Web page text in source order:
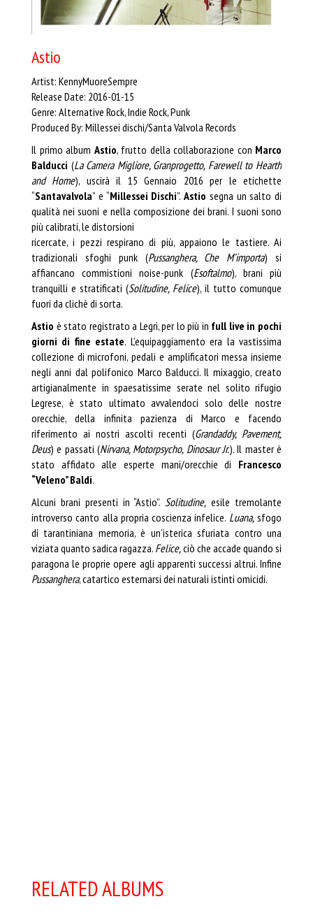
Astio
Artist: KennyMuoreSempre
Release Date: 2016-01-15
Genre: Alternative Rock, Indie Rock, Punk
Produced By: Millessei dischi/Santa Valvola Records
Il primo album Astio, frutto della collaborazione con Marco
Balducci (La Camera Migliore, Granprogetto, Farewell to Hearth
and Home), uscirà il 15 Gennaio 2016 per le etichette
“Santavalvola” e “Millessei Dischi”. Astio segna un salto di
qualità nei suoni e nella composizione dei brani. I suoni sono
più calibrati, le distorsioni
ricercate, i pezzi respirano di più, appaiono le tastiere. Ai
tradizionali sfoghi punk (Pussanghera, Che M’importa) si
affiancano commistioni noise-punk (Esoftalmo), brani più
tranquilli e stratificati (Solitudine, Felice), il tutto comunque
fuori da clichè di sorta.
Astio è stato registrato a Legri, per lo più in full live in pochi
giorni di fine estate. L’equipaggiamento era la vastissima
collezione di microfoni, pedali e amplificatori messa insieme
negli anni dal polifonico Marco Balducci. Il mixaggio, creato
artigianalmente in spaesatissime serate nel solito rifugio
Legrese, è stato ultimato avvalendoci solo delle nostre
orecchie, della infinita pazienza di Marco e facendo
riferimento ai nostri ascolti recenti (Grandaddy, Pavement,
Deus) e passati (Nirvana, Motorpsycho, Dinosaur Jr.). Il master è
stato affidato alle esperte mani/orecchie di Francesco
“Veleno” Baldi.
Alcuni brani presenti in “Astio”. Solitudine, esile tremolante
introverso canto alla propria coscienza infelice. Luana,sfogo
di tarantiniana memoria, è un’isterica sfuriata contro una
viziata quanto sadica ragazza. Felice,ciò che accade quando si
paragona le proprie opere agli apparenti successi altrui. Infine
Pussanghera, catartico esternarsi dei naturali istinti omicidi.
RELATED ALBUMS